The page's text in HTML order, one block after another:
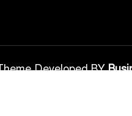
Developed BY